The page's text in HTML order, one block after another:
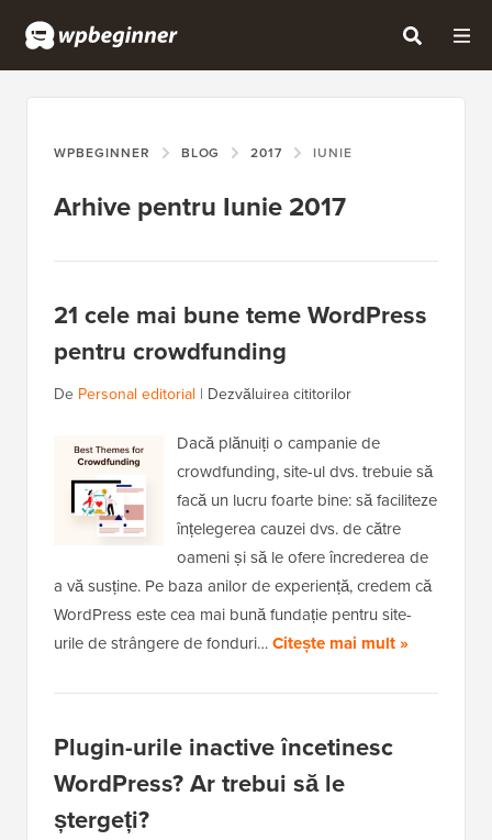
WPBEGINNER BLOG 2017 IUNIE
Arhive pentru Iunie 2017
21 cele mai bune teme WordPress
pentru crowdfunding
De Personal editorial | Dezvăluirea cititorilor
Dacă plănuiți o campanie de
crowdfunding, site-ul dvs. trebuie să
facă un lucru foarte bine: să faciliteze
înțelegerea cauzei dvs. de către
oameni și să le ofere încrederea de
a vă susține. Pe baza anilor de experiență, credem că
WordPress este cea mai bună fundație pentru site-
urile de strângere de fonduri…Citește mai mult »
Plugin-urile inactive încetinesc
WordPress? Ar trebui să le
ștergeți?